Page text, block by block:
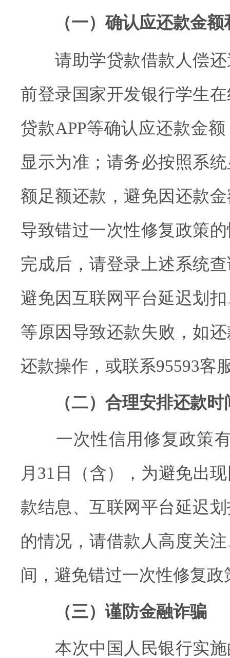
（一）确认应还款金额
请助学贷款借款人偿还
前登录国家开发银行学生
贷款APP等确认应还款金
显示为准；请务必按照系
额足额还款，避免因还款
导致错过一次性修复政策
完成后，请登录上述系统
避免因互联网平台延迟划
等原因导致还款失败，如
还款操作，或联系95593客
（二）合理安排还款时
一次性信用修复政策有
月31日（含），为避免出
款结息、互联网平台延迟
的情况，请借款人高度关
间，避免错过一次性修复政
（三）谨防金融诈骗
本次中国人民银行实施